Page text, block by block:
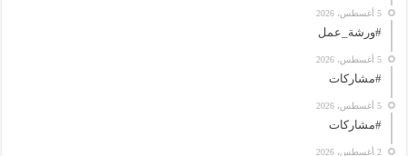
5 أغسطس، 2026
#ورشة_عمل
5 أغسطس، 2026
#مشاركات
5 أغسطس، 2026
#مشاركات
2 أغسطس، 2026